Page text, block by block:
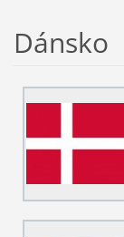
Dánsko